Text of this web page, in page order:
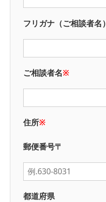
フリガナ（ご相談者名）
ご相談者名※
住所※
郵便番号〒
都道府県